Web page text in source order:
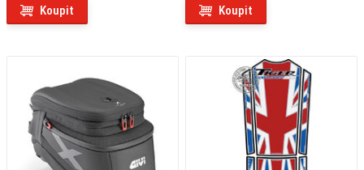
Koupit Koupit